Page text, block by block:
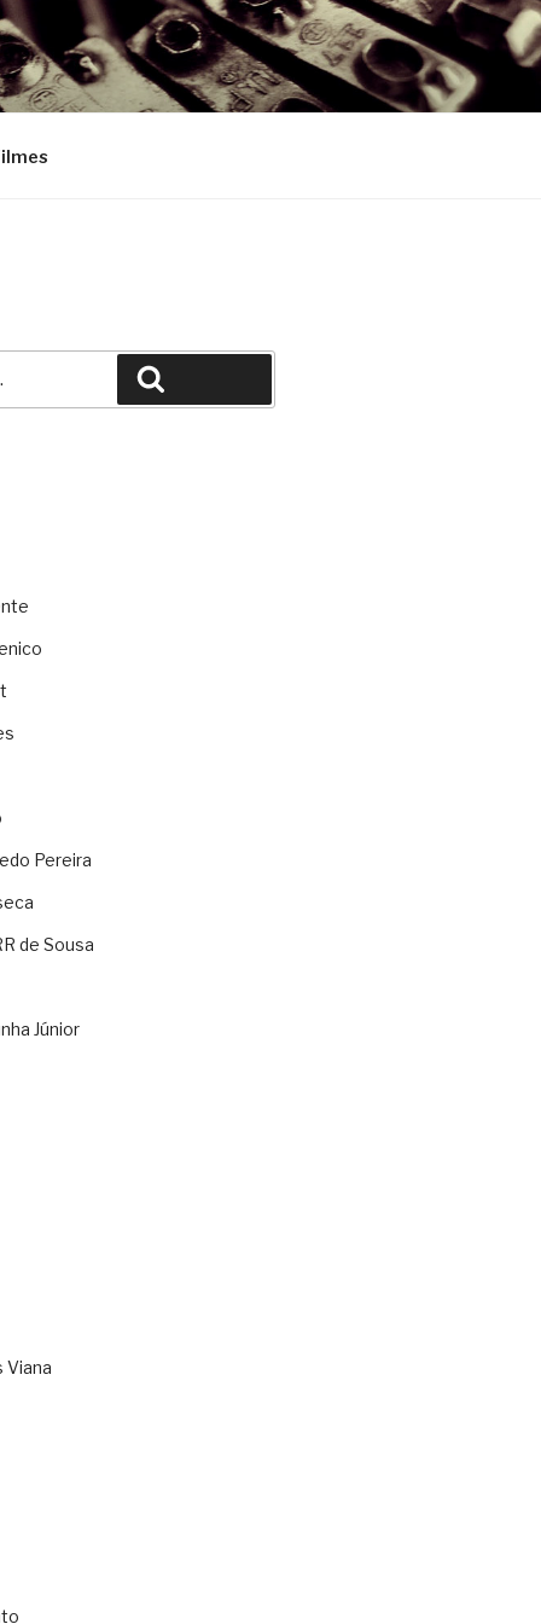
Pereira
de Sousa
Júnior
Viana